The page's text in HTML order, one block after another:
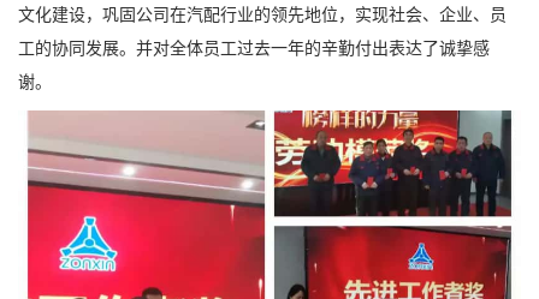
文化建设，巩固公司在汽配行业的领先地位，实现社会、企业、员
工的协同发展。并对全体员工过去一年的辛勤付出表达了诚挚感
谢。